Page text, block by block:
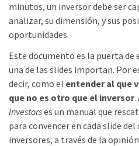
minutos, un inversor debe ser
analizar, su dimensión, y sus
oportunidades.
Este documento es la puerta de
una de las slides importan. Por
decir, como el entender al que
que no es otro que el inversor.
Investorses un manual que
para convencer en cada slide
inversores, a través de la